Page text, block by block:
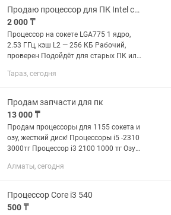
Продаю процессор для ПК Intel celeron LGA775
2 000 ₸
Процессор на сокете LGA775 1 ядро,
2.53 ГГц, кэш L2 — 256 КБ Рабочий,
проверен Подойдёт для старых ПК или
Цена: 2 000 тг, торг
Тараз, сегодня
Продам запчасти для пк
13 000 ₸
Продам процессоры для 1155 сокета и
озу, жесткий диск! Процессоры i5 -2310
3000тг Процессор i3 2100 1000 тг Озу
2000 тг Жесткий диск 500 гб 3000тг
Алматы, сегодня
Процессор Core i3 540
500 ₸